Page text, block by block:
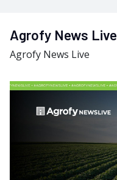
Agrofy News Live
Agrofy News Live